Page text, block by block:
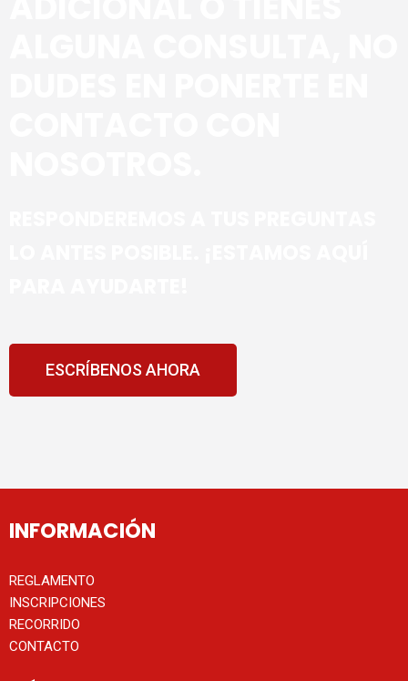
ESCRÍBENOS AHORA
INFORMACIÓN
REGLAMENTO
INSCRIPCIONES
RECORRIDO
CONTACTO